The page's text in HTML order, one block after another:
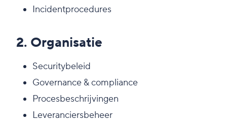
Incidentprocedures
2. Organisatie
Securitybeleid
Governance & compliance
Procesbeschrijvingen
Leveranciersbeheer